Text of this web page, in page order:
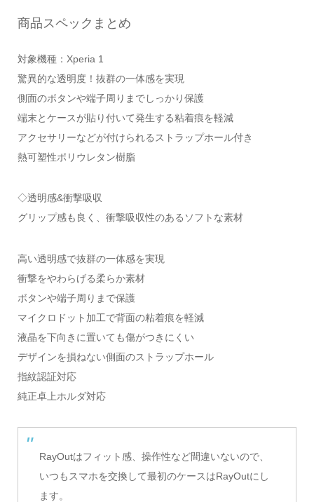
商品スペックまとめ
対象機種：Xperia 1
驚異的な透明度！抜群の一体感を実現
側面のボタンや端子周りまでしっかり保護
端末とケースが貼り付いて発生する粘着痕を軽減
アクセサリーなどが付けられるストラップホール付き
熱可塑性ポリウレタン樹脂
◇透明感&衝撃吸収
グリップ感も良く、衝撃吸収性のあるソフトな素材
高い透明感で抜群の一体感を実現
衝撃をやわらげる柔らか素材
ボタンや端子周りまで保護
マイクロドット加工で背面の粘着痕を軽減
液晶を下向きに置いても傷がつきにくい
デザインを損ねない側面のストラップホール
指紋認証対応
純正卓上ホルダ対応
RayOutはフィット感、操作性など間違いないので、
いつもスマホを交換して最初のケースはRayOutにし
ます。